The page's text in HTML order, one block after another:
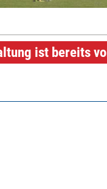
ist bereits